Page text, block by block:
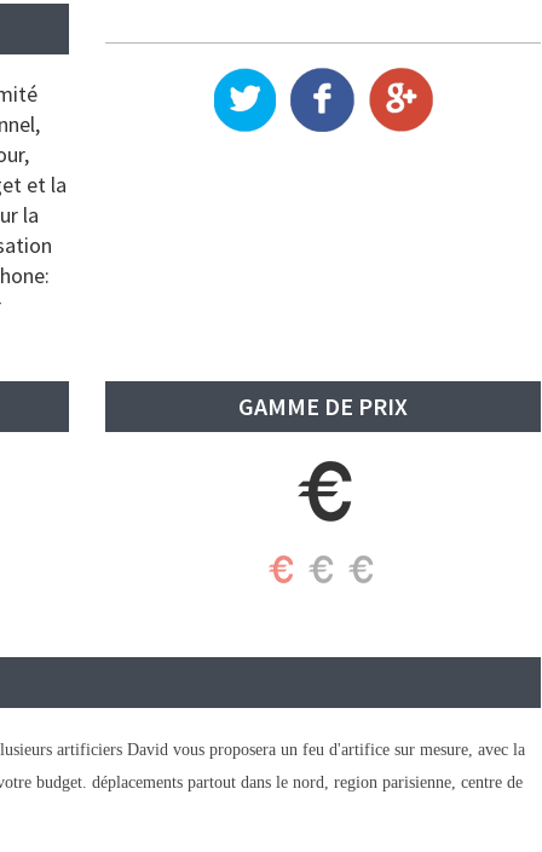
et la
la
GAMME DE PRIX
artificiers David vous proposera un feu d'artifice sur mesure, avec la
budget. déplacements partout dans le nord, region parisienne, centre de